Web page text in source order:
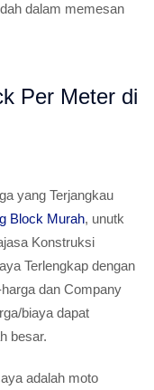
dalam memesan
Per Meter di
yang Terjangkau
Block Murah, unutk
Konstruksi
Terlengkap dengan
dan Company
biaya dapat
besar.
adalah moto